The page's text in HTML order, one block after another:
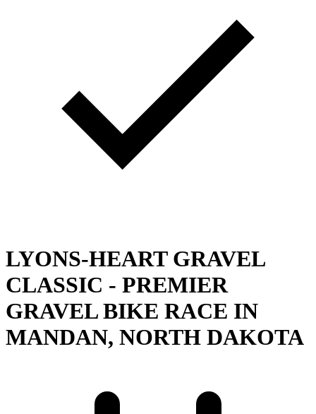
LYONS-HEART GRAVEL
CLASSIC - PREMIER
GRAVEL BIKE RACE IN
MANDAN, NORTH DAKOTA